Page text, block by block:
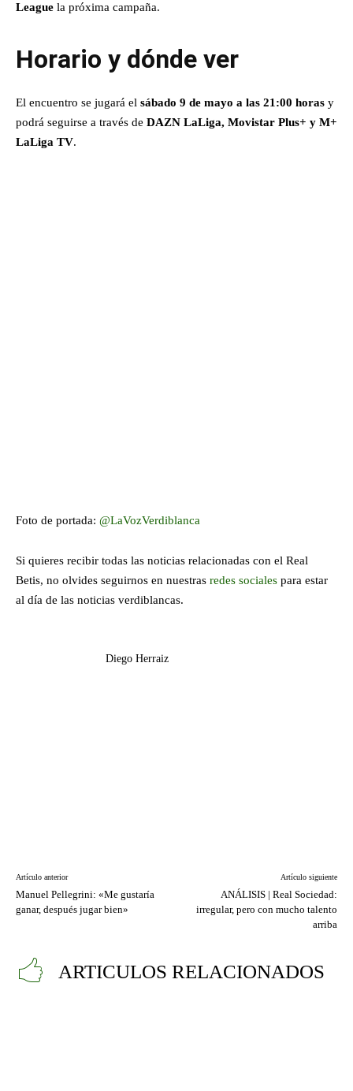
League la próxima campaña.
Horario y dónde ver
El encuentro se jugará el sábado 9 de mayo a las 21:00 horas y
podrá seguirse a través de DAZN LaLiga, Movistar Plus+ y M+
LaLiga TV.
Foto de portada: @LaVozVerdiblanca
Si quieres recibir todas las noticias relacionadas con el Real
Betis, no olvides seguirnos en nuestras redes sociales para estar
al día de las noticias verdiblancas.
Diego Herraiz
Artículo anterior
Manuel Pellegrini: «Me gustaría
ganar, después jugar bien»
Artículo siguiente
ANÁLISIS | Real Sociedad:
irregular, pero con mucho talento
arriba
ARTICULOS RELACIONADOS